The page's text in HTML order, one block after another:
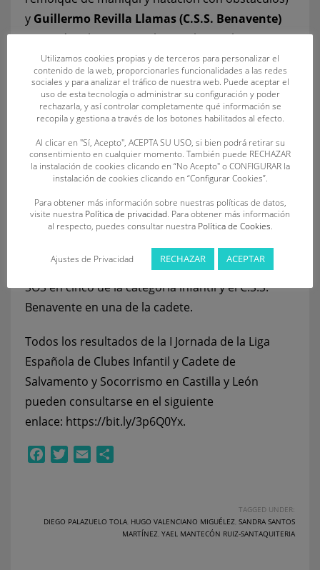
y Guillermo Revilla Llamas (C.S.S. Benavente)
terminó en la primera plaza en la prueba
individual de 200 metros supersocorrista.
En la categoría infantil, Diego Palazuelo Tola
(C.S.S. Benavente) y Sandra Santos Martínez (C.D.
todas las pruebas individuales (remolque de
maniquí, remolque de maniquí con aletas,
En las pruebas por equipos, el Club Deportivo
SOS La Bañeza finalizó líder en 12 ocasiones (8 de
la categoría cadete y 4 de la infantil), el C.D. Oca
SOS en cinco de la categoría infantil y el C.S.S.
Benavente en una de la cadete.
Todos los resultados de la I Jornada de la Liga
Española de Clubes Infantil y Cadete de
Salvamento y Socorrismo en Castilla y León
pueden consultarse en el siguiente
enlace: https://bit.ly/3p6Q0Yx.
FacebookTwitterEmail
TAGGED UNDER:
DIEGO PALAZUELO TOLA, HUGO VALENCIANO MIGUÉLEZ, SANDRA SANTOS
MARTÍNEZ, YAEL MANTECÓN RUIZ-SANTAQUITERIA
Utilizamos cookies propias y de terceros para personalizar el
contenido de la web, proporcionarles funcionalidades a las redes
sociales y para analizar el tráfico de nuestra web. Puede aceptar el
uso de esta tecnología o administrar su configuración y poder
rechazarla, y así controlar completamente qué información se
recopila y gestiona a través de los botones habilitados al efecto.
Al clicar en "Sí, Acepto", ACEPTA SU USO, si bien podrá retirar su
consentimiento en cualquier momento. También puede RECHAZAR
la instalación de cookies clicando en “No Acepto" o CONFIGURAR la
instalación de cookies clicando en “Configurar Cookies”.
Para obtener más información sobre nuestras políticas de datos,
visite nuestra Política de privacidad. Para obtener más información
al respecto, puedes consultar nuestra Política de Cookies.
Ajustes de Privacidad RECHAZAR ACEPTAR